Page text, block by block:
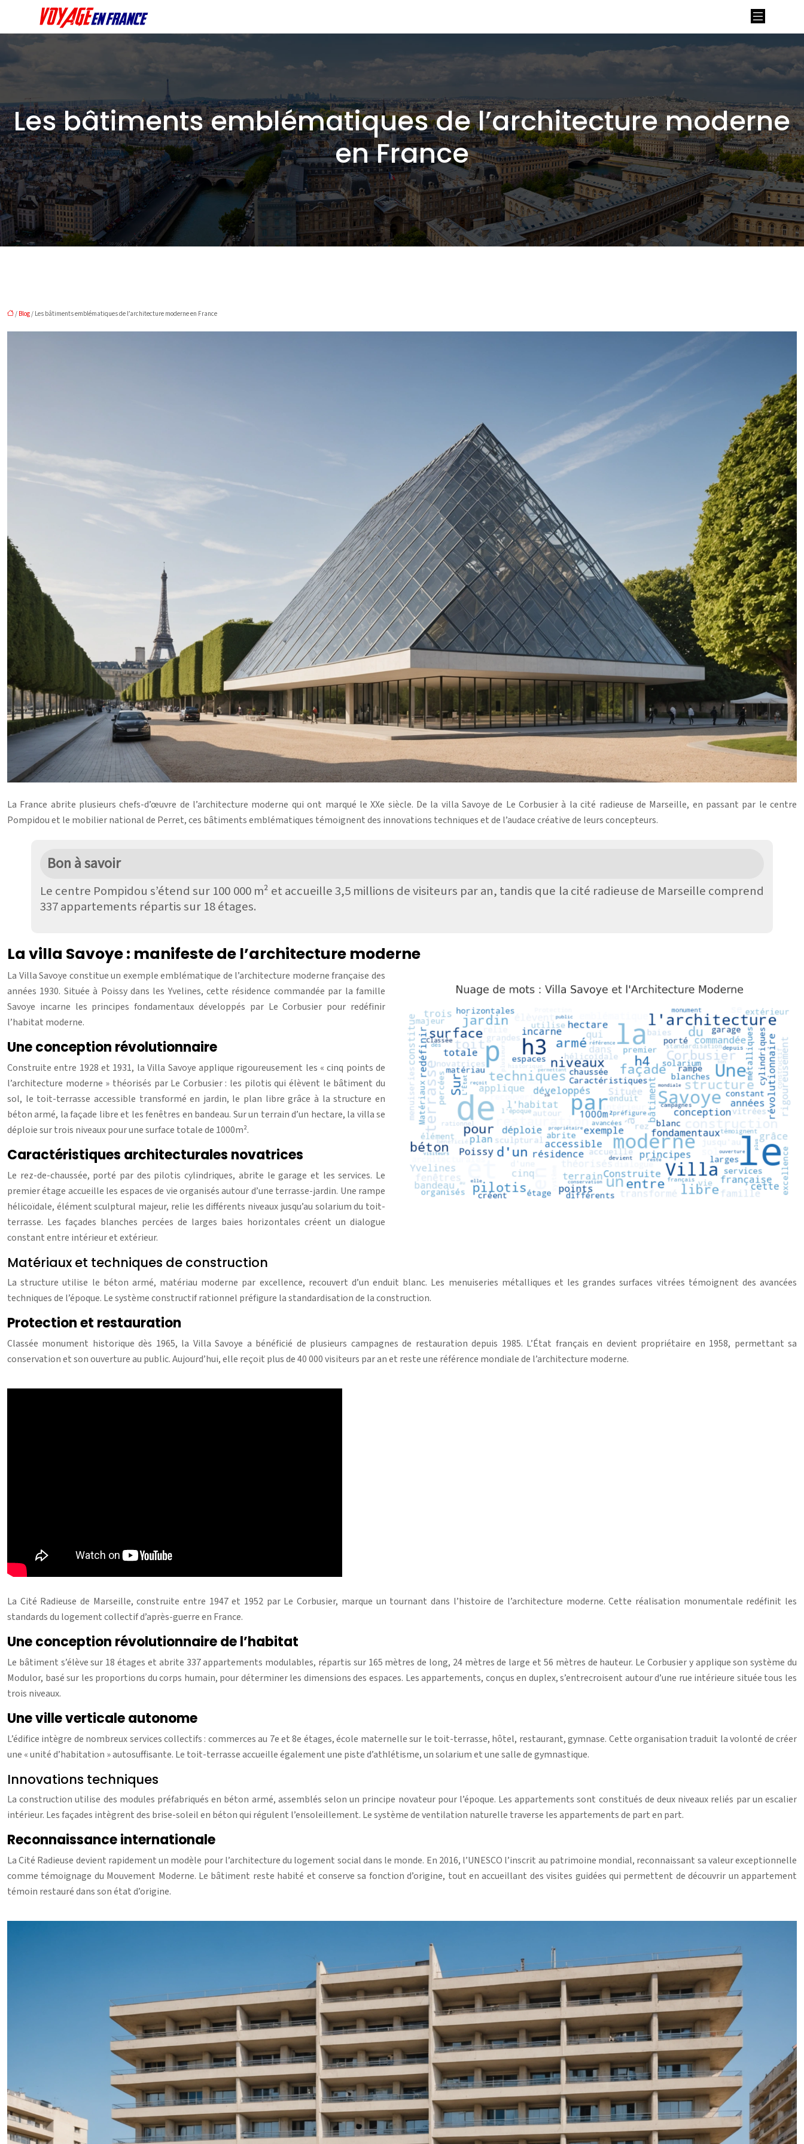
Les bâtiments emblématiques de l’architecture moderne
en France
/ Blog/ Les bâtiments emblématiques de l’architecture moderne en France
La France abrite plusieurs chefs-d’œuvre de l’architecture moderne qui ont marqué le XXe siècle. De la villa Savoye de Le Corbusier à la cité radieuse de Marseille, en passant par le centre
Pompidou et le mobilier national de Perret, ces bâtiments emblématiques témoignent des innovations techniques et de l’audace créative de leurs concepteurs.
Bon à savoir
Le centre Pompidou s’étend sur 100 000 m² et accueille 3,5 millions de visiteurs par an, tandis que la cité radieuse de Marseille comprend
337 appartements répartis sur 18 étages.
La villa Savoye : manifeste de l’architecture moderne
La Villa Savoye constitue un exemple emblématique de l’architecture moderne française des
années 1930. Située à Poissy dans les Yvelines, cette résidence commandée par la famille
Savoye incarne les principes fondamentaux développés par Le Corbusier pour redéfinir
l’habitat moderne.
Une conception révolutionnaire
Construite entre 1928 et 1931, la Villa Savoye applique rigoureusement les « cinq points de
l’architecture moderne » théorisés par Le Corbusier : les pilotis qui élèvent le bâtiment du
sol, le toit-terrasse accessible transformé en jardin, le plan libre grâce à la structure en
béton armé, la façade libre et les fenêtres en bandeau. Sur un terrain d’un hectare, la villa se
déploie sur trois niveaux pour une surface totale de 1000m².
Caractéristiques architecturales novatrices
Le rez-de-chaussée, porté par des pilotis cylindriques, abrite le garage et les services. Le
premier étage accueille les espaces de vie organisés autour d’une terrasse-jardin. Une rampe
hélicoïdale, élément sculptural majeur, relie les différents niveaux jusqu’au solarium du toit-
terrasse. Les façades blanches percées de larges baies horizontales créent un dialogue
constant entre intérieur et extérieur.
Matériaux et techniques de construction
La structure utilise le béton armé, matériau moderne par excellence, recouvert d’un enduit blanc. Les menuiseries métalliques et les grandes surfaces vitrées témoignent des avancées
techniques de l’époque. Le système constructif rationnel préfigure la standardisation de la construction.
Protection et restauration
Classée monument historique dès 1965, la Villa Savoye a bénéficié de plusieurs campagnes de restauration depuis 1985. L’État français en devient propriétaire en 1958, permettant sa
conservation et son ouverture au public. Aujourd’hui, elle reçoit plus de 40 000 visiteurs par an et reste une référence mondiale de l’architecture moderne.
La Cité Radieuse de Marseille, construite entre 1947 et 1952 par Le Corbusier, marque un tournant dans l’histoire de l’architecture moderne. Cette réalisation monumentale redéfinit les
standards du logement collectif d’après-guerre en France.
Une conception révolutionnaire de l’habitat
Le bâtiment s’élève sur 18 étages et abrite 337 appartements modulables, répartis sur 165 mètres de long, 24 mètres de large et 56 mètres de hauteur. Le Corbusier y applique son système du
Modulor, basé sur les proportions du corps humain, pour déterminer les dimensions des espaces. Les appartements, conçus en duplex, s’entrecroisent autour d’une rue intérieure située tous les
trois niveaux.
Une ville verticale autonome
L’édifice intègre de nombreux services collectifs : commerces au 7e et 8e étages, école maternelle sur le toit-terrasse, hôtel, restaurant, gymnase. Cette organisation traduit la volonté de créer
une « unité d’habitation » autosuffisante. Le toit-terrasse accueille également une piste d’athlétisme, un solarium et une salle de gymnastique.
Innovations techniques
La construction utilise des modules préfabriqués en béton armé, assemblés selon un principe novateur pour l’époque. Les appartements sont constitués de deux niveaux reliés par un escalier
intérieur. Les façades intègrent des brise-soleil en béton qui régulent l’ensoleillement. Le système de ventilation naturelle traverse les appartements de part en part.
Reconnaissance internationale
La Cité Radieuse devient rapidement un modèle pour l’architecture du logement social dans le monde. En 2016, l’UNESCO l’inscrit au patrimoine mondial, reconnaissant sa valeur exceptionnelle
comme témoignage du Mouvement Moderne. Le bâtiment reste habité et conserve sa fonction d’origine, tout en accueillant des visites guidées qui permettent de découvrir un appartement
témoin restauré dans son état d’origine.